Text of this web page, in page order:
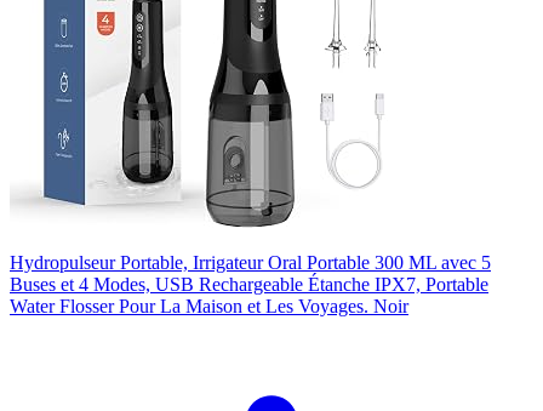
Hydropulseur Portable, Irrigateur Oral Portable 300 ML avec 5
Buses et 4 Modes, USB Rechargeable Étanche IPX7, Portable
Water Flosser Pour La Maison et Les Voyages. Noir